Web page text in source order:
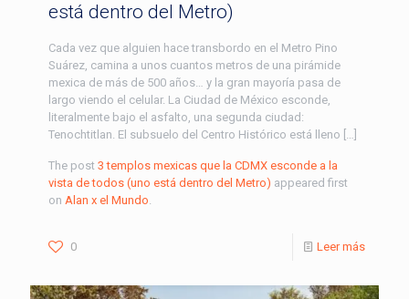
está dentro del Metro)
Cada vez que alguien hace transbordo en el Metro Pino
Suárez, camina a unos cuantos metros de una pirámide
mexica de más de 500 años… y la gran mayoría pasa de
largo viendo el celular. La Ciudad de México esconde,
literalmente bajo el asfalto, una segunda ciudad:
Tenochtitlan. El subsuelo del Centro Histórico está lleno […]
The post 3 templos mexicas que la CDMX esconde a la
vista de todos (uno está dentro del Metro) appeared first
on Alan x el Mundo.
0 Leer más